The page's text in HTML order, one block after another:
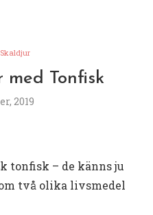
Tonfisk
2019
tonfisk – de känns ju
två olika livsmedel